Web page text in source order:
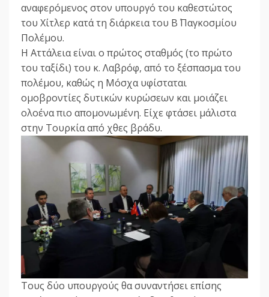
αναφερόμενος στον υπουργό του καθεστώτος
του Χίτλερ κατά τη διάρκεια του Β΄ Παγκοσμίου
Πολέμου.
Η Αττάλεια είναι ο πρώτος σταθμός (το πρώτο
του ταξίδι) του κ. Λαβρόφ, από το ξέσπασμα του
πολέμου, καθώς η Μόσχα υφίσταται
ομοβροντίες δυτικών κυρώσεων και μοιάζει
ολοένα πιο απομονωμένη. Είχε φτάσει μάλιστα
στην Τουρκία από χθες βράδυ.
Τους δύο υπουργούς θα συναντήσει επίσης